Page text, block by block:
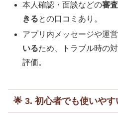
本人確認・面談などの審
きるとの口コミあり。
アプリ内メッセージや運
いるため、トラブル時の
評価。
🌟 3. 初心者でも使いやす